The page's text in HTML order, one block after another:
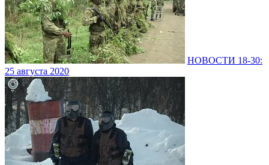
НОВОСТИ 18-30:
25 августа 2020